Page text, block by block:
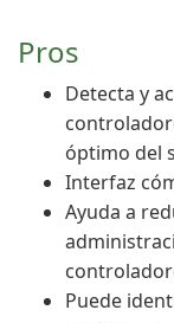
Pros
Detecta y
óptimo del
Interfaz
Ayuda a
Puede